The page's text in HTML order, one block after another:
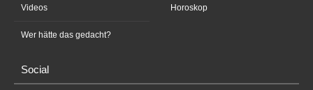
Videos
Wer hätte das gedacht?
Horoskop
Social